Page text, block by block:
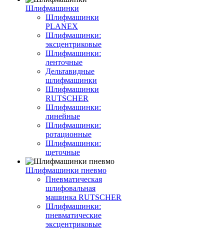
Шлифмашинки
Шлифмашинки
PLANEX
Шлифмашинки:
эксцентриковые
Шлифмашинки:
ленточные
Дельтавидные
шлифмашинки
Шлифмашинки
RUTSCHER
Шлифмашинки:
линейные
Шлифмашинки:
ротационные
Шлифмашинки:
щеточные
Шлифмашинки пневмо
Пневматическая
шлифовальная
машинка RUTSCHER
Шлифмашинки:
пневматические
эксцентриковые